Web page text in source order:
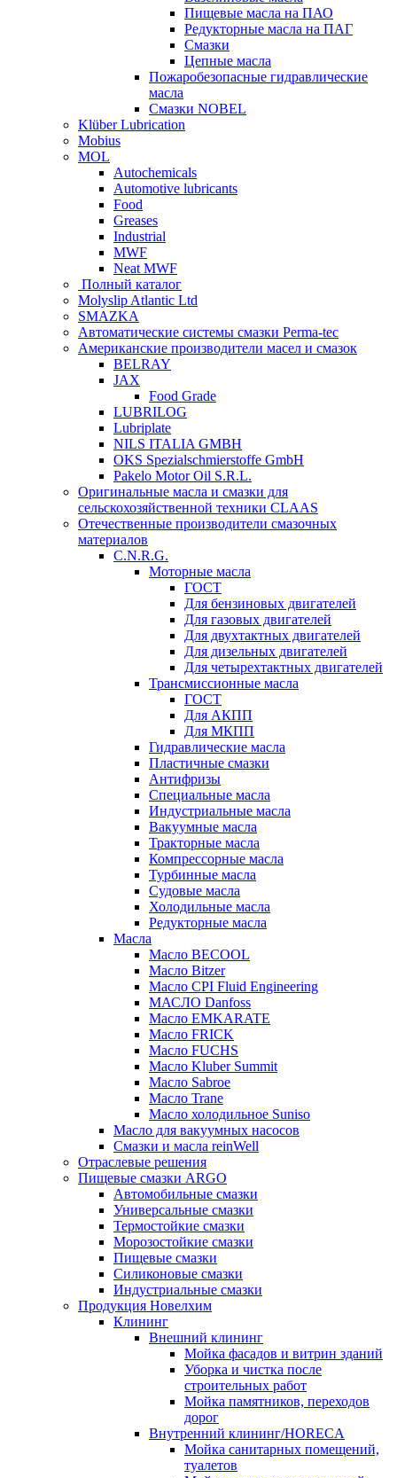
Пищевые масла на ПАО
Редукторные масла на ПАГ
Смазки
Цепные масла
Пожаробезопасные гидравлические
масла
Смазки NOBEL
Klüber Lubrication
Mobius
MOL
Autochemicals
Automotive lubricants
Food
Greases
Industrial
MWF
Neat MWF
Полный каталог
Molyslip Atlantic Ltd
SMAZKA
Автоматические системы смазки Perma-tec
Американские производители масел и смазок
BELRAY
JAX
Food Grade
LUBRILOG
Lubriplate
NILS ITALIA GMBH
OKS Spezialschmierstoffe GmbH
Pakelo Motor Oil S.R.L.
Оригинальные масла и смазки для
сельскохозяйственной техники CLAAS
Отечественные производители смазочных
материалов
C.N.R.G.
Моторные масла
ГОСТ
Для бензиновых двигателей
Для газовых двигателей
Для двухтактных двигателей
Для дизельных двигателей
Для четырехтактных двигателей
Трансмиссионные масла
ГОСТ
Для АКПП
Для МКПП
Гидравлические масла
Пластичные смазки
Антифризы
Специальные масла
Индустриальные масла
Вакуумные масла
Тракторные масла
Компрессорные масла
Турбинные масла
Судовые масла
Холодильные масла
Редукторные масла
Масла
Масло BECOOL
Масло Bitzer
Масло CPI Fluid Engineering
МАСЛО Danfoss
Масло EMKARATE
Масло FRICK
Масло FUCHS
Масло Kluber Summit
Масло Sabroe
Масло Trane
Масло холодильное Suniso
Масло для вакуумных насосов
Смазки и масла reinWell
Отраслевые решения
Пищевые смазки ARGO
Автомобильные смазки
Универсальные смазки
Термостойкие смазки
Морозостойкие смазки
Пищевые смазки
Силиконовые смазки
Индустриальные смазки
Продукция Новелхим
Клининг
Внешний клининг
Мойка фасадов и витрин зданий
Уборка и чистка после
строительных работ
Мойка памятников, переходов
дорог
Внутренний клининг/HORECA
Мойка санитарных помещений,
туалетов